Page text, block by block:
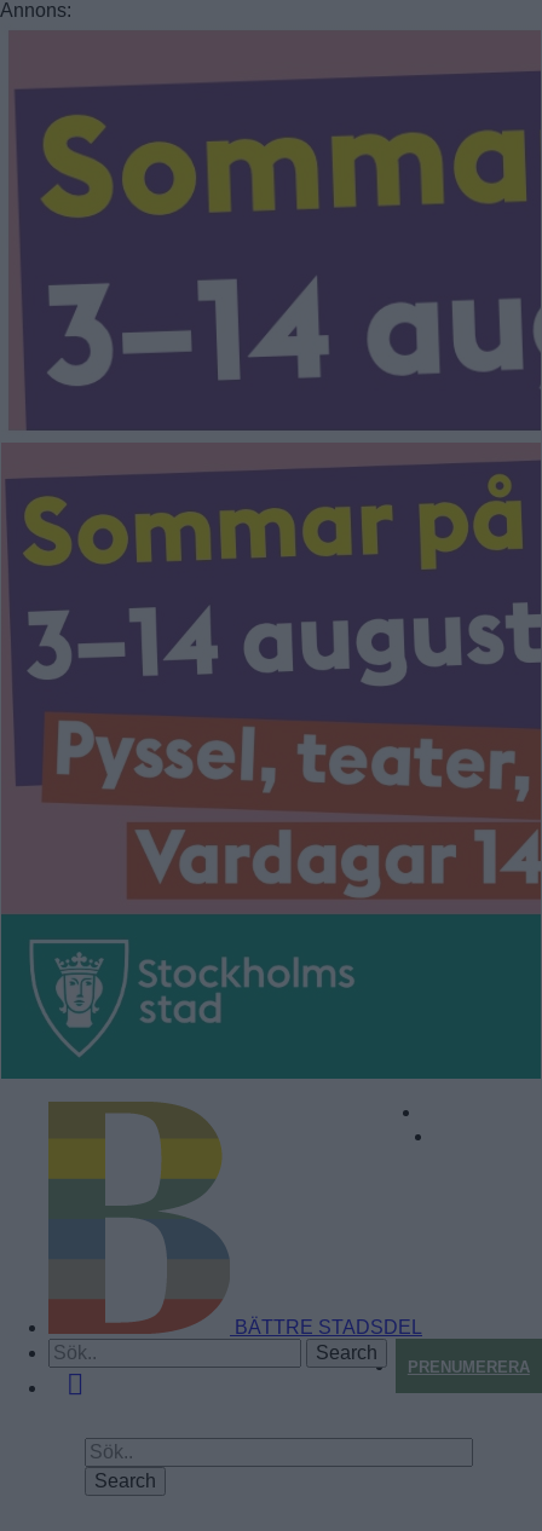
Annons:
BÄTTRE STADSDEL
PRENUMERERA